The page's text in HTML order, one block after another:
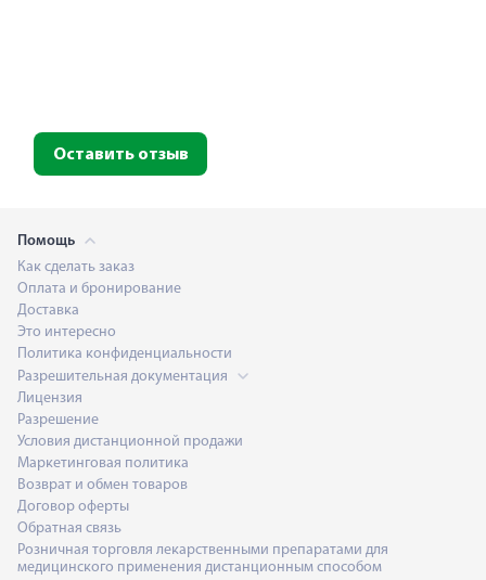
Оставить отзыв
Помощь
Как сделать заказ
Оплата и бронирование
Доставка
Это интересно
Политика конфиденциальности
Разрешительная документация
Лицензия
Разрешение
Условия дистанционной продажи
Маркетинговая политика
Возврат и обмен товаров
Договор оферты
Обратная связь
Розничная торговля лекарственными препаратами для
медицинского применения дистанционным способом